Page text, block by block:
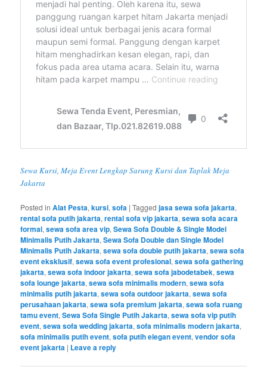
Sewa Kursi, Meja Event Lengkap Sarung Kursi dan Taplak Meja
Jakarta
Posted in Alat Pesta,kursi,sofa |Tagged jasa sewa sofa jakarta,
rental sofa putih jakarta,rental sofa vip jakarta,sewa sofa acara
formal,sewa sofa area vip,Sewa Sofa Double & Single Model
Minimalis Putih Jakarta,Sewa Sofa Double dan Single Model
Minimalis Putih Jakarta,sewa sofa double putih jakarta,sewa sofa
event eksklusif,sewa sofa event profesional,sewa sofa gathering
jakarta,sewa sofa indoor jakarta,sewa sofa jabodetabek,sewa
sofa lounge jakarta,sewa sofa minimalis modern,sewa sofa
minimalis putih jakarta,sewa sofa outdoor jakarta,sewa sofa
perusahaan jakarta,sewa sofa premium jakarta,sewa sofa ruang
tamu event,Sewa Sofa Single Putih Jakarta,sewa sofa vip putih
event,sewa sofa wedding jakarta,sofa minimalis modern jakarta,
sofa minimalis putih event,sofa putih elegan event,vendor sofa
event jakarta | Leave a reply